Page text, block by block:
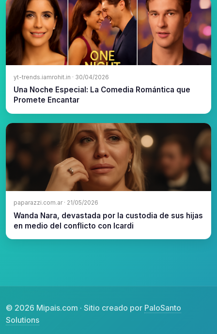
yt-trends.iamrohit.in · 30/04/2026
Una Noche Especial: La Comedia Romántica que
Promete Encantar
paparazzi.com.ar · 21/05/2026
Wanda Nara, devastada por la custodia de sus hijas
en medio del conflicto con Icardi
© 2026 Mipais.com · Sitio creado por PaloSanto
Solutions